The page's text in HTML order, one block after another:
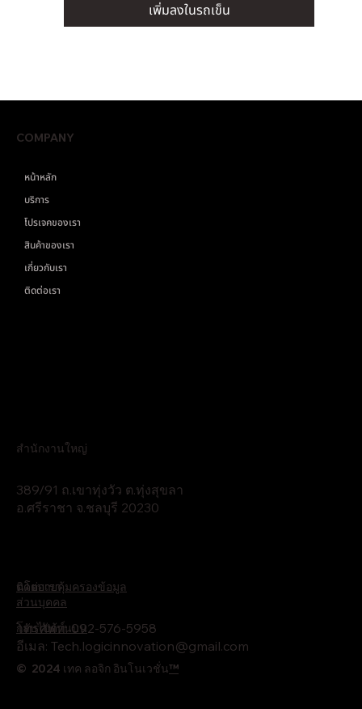
เพิ่มลงในรถเข็น
COMPANY
หน้าหลัก
บริการ
โปรเจคของเรา
สินค้าของเรา
เกี่ยวกับเรา
ติดต่อเรา
สำนักงานใหญ่
389/91 ถ.เขาทุ่งวัว ต.ทุ่งสุขลา
อ.ศรีราชา จ.ชลบุรี 20230
ติดต่อเรา
โทรศัพท์: 092-576-5958
อีเมล:Tech.logicinnovation@gmail.com
กลับไปด้านบน
© 2024 เทค ลอจิก อินโนเวชั่น™
นโยบายคุ้มครองข้อมูล
ส่วนบุคคล